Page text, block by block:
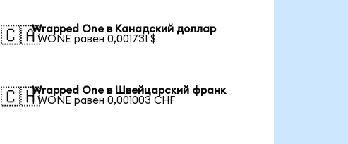
🇨🇦Wrapped One в Канадский доллар
1 WONE равен 0,001731 $
🇨🇭Wrapped One в Швейцарский франк
1 WONE равен 0,001003 CHF